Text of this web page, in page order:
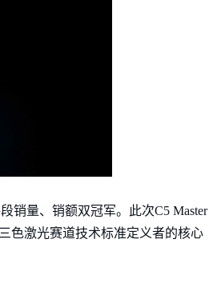
销量、销额双冠军。此次C5 Master
色激光赛道技术标准定义者的核心